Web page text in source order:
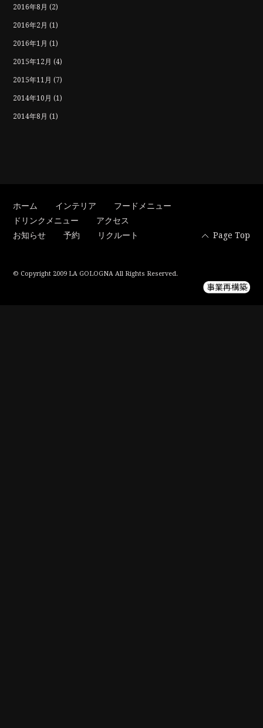
2016年8月 (2)
2016年2月 (1)
2016年1月 (1)
2015年12月 (4)
2015年11月 (7)
2014年10月 (1)
2014年8月 (1)
ホーム インテリア
フードメニュー
ドリンクメニュー
アクセス
お知らせ
予約 リクルート Page Top
© Copyright 2009 LA GOLOGNA All Rights Reserved.